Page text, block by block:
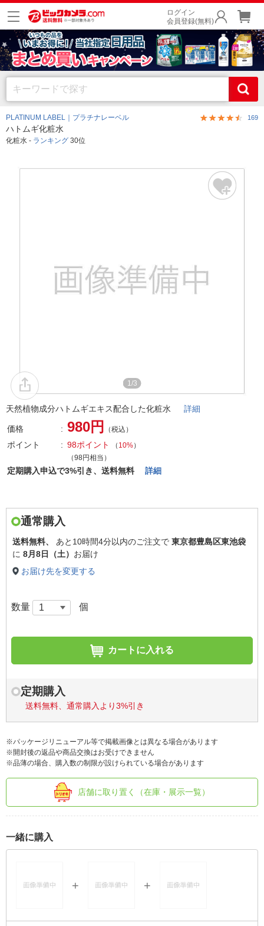
ログイン
会員登録(無料)
PLATINUM LABEL｜プラチナレーベル 169
ハトムギ化粧水
化粧水 - ランキング 30位
1/3
天然植物成分ハトムギエキス配合した化粧水 詳細
価格 980円 （税込）
ポイント 98ポイント （ 10%）
（98円相当）
定期購入申込で3%引き、送料無料 詳細
通常購入
送料無料、 あと 10時間4分以内のご注文で 東京都豊島区東池袋
に 8月8日（土） お届け
お届け先を変更する
数量 個
カートに入れる
定期購入
送料無料、通常購入より3%引き
※パッケージリニューアル等で掲載画像とは異なる場合があります
※開封後の返品や商品交換はお受けできません
※品薄の場合、購入数の制限が設けられている場合があります
店舗に取り置く（在庫・展示一覧）
一緒に購入